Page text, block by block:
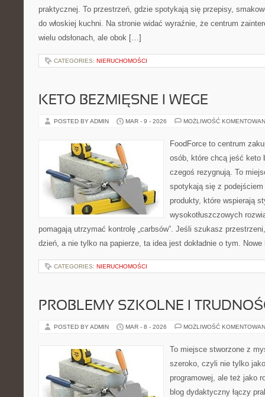
praktycznej. To przestrzeń, gdzie spotykają się przepisy,
do włoskiej kuchni. Na stronie widać wyraźnie, że centrum
wielu odsłonach, ale obok […]
CATEGORIES: NIERUCHOMOŚCI
KETO BEZMIĘSNE I WEGE
POSTED BY ADMIN MAR - 9 - 2026 MOŻLIWOŚĆ
FoodForce to centrum
osób, które chcą jeść keto
czegoś rezygnują. To
spotykają się z
produkty, które wspierają
wysokotłuszczowych
pomagają utrzymać kontrolę „carbsów”. Jeśli szukasz
dzień, a nie tylko na papierze, ta idea jest dokładnie o tym.
CATEGORIES: NIERUCHOMOŚCI
PROBLEMY SZKOLNE I
POSTED BY ADMIN MAR - 8 - 2026 MOŻLIWOŚĆ
To miejsce stworzone z
szeroko, czyli nie tylko
programowej, ale też jako
blog dydaktyczny łączy